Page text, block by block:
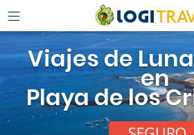
Viajes de
en
Playa de los